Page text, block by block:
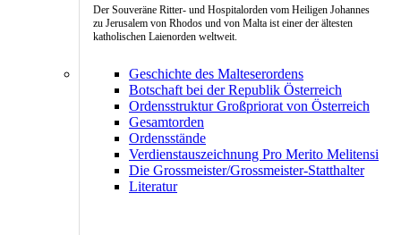
Der Souveräne Ritter- und Hospitalorden vom Heiligen Johannes
zu Jerusalem von Rhodos und von Malta ist einer der ältesten
katholischen Laienorden weltweit.
Geschichte des Malteserordens
Botschaft bei der Republik Österreich
Ordensstruktur Großpriorat von Österreich
Gesamtorden
Ordensstände
Verdienstauszeichnung Pro Merito Melitensi
Die Grossmeister/Grossmeister-Statthalter
Literatur